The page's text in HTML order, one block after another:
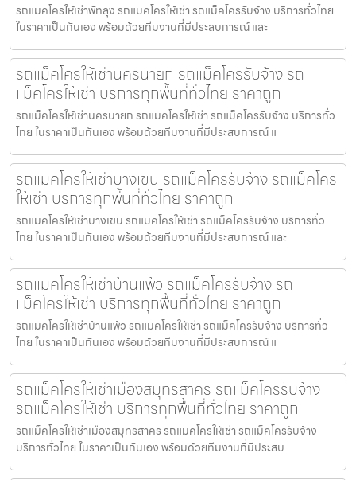
รถแมคโครให้เช่าพัทลุง รถแมคโครให้เช่า รถแม็คโครรับจ้าง บริการทั่วไทย
ในราคาเป็นกันเอง พร้อมด้วยทีมงานที่มีประสบการณ์ และ
รถแม็คโครให้เช่านครนายก รถแม็คโครรับจ้าง รถ
แม็คโครให้เช่า บริการทุกพื้นที่ทั่วไทย ราคาถูก
รถแม็คโครให้เช่านครนายก รถแมคโครให้เช่า รถแม็คโครรับจ้าง บริการทั่ว
ไทย ในราคาเป็นกันเอง พร้อมด้วยทีมงานที่มีประสบการณ์ แ
รถแมคโครให้เช่าบางเขน รถแม็คโครรับจ้าง รถแม็คโคร
ให้เช่า บริการทุกพื้นที่ทั่วไทย ราคาถูก
รถแมคโครให้เช่าบางเขน รถแมคโครให้เช่า รถแม็คโครรับจ้าง บริการทั่ว
ไทย ในราคาเป็นกันเอง พร้อมด้วยทีมงานที่มีประสบการณ์ และ
รถแมคโครให้เช่าบ้านแพ้ว รถแม็คโครรับจ้าง รถ
แม็คโครให้เช่า บริการทุกพื้นที่ทั่วไทย ราคาถูก
รถแมคโครให้เช่าบ้านแพ้ว รถแมคโครให้เช่า รถแม็คโครรับจ้าง บริการทั่ว
ไทย ในราคาเป็นกันเอง พร้อมด้วยทีมงานที่มีประสบการณ์ แ
รถแม็คโครให้เช่าเมืองสมุทรสาคร รถแม็คโครรับจ้าง
รถแม็คโครให้เช่า บริการทุกพื้นที่ทั่วไทย ราคาถูก
รถแม็คโครให้เช่าเมืองสมุทรสาคร รถแมคโครให้เช่า รถแม็คโครรับจ้าง
บริการทั่วไทย ในราคาเป็นกันเอง พร้อมด้วยทีมงานที่มีประสบ